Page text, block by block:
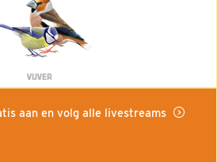
VIJVER
aan en volg alle livestreams